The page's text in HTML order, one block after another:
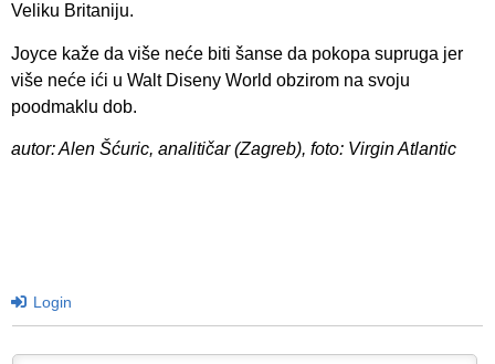
Veliku Britaniju.
Joyce kaže da više neće biti šanse da pokopa supruga jer
više neće ići u Walt Diseny World obzirom na svoju
poodmaklu dob.
autor: Alen Šćuric, analitičar (Zagreb), foto: Virgin Atlantic
Login